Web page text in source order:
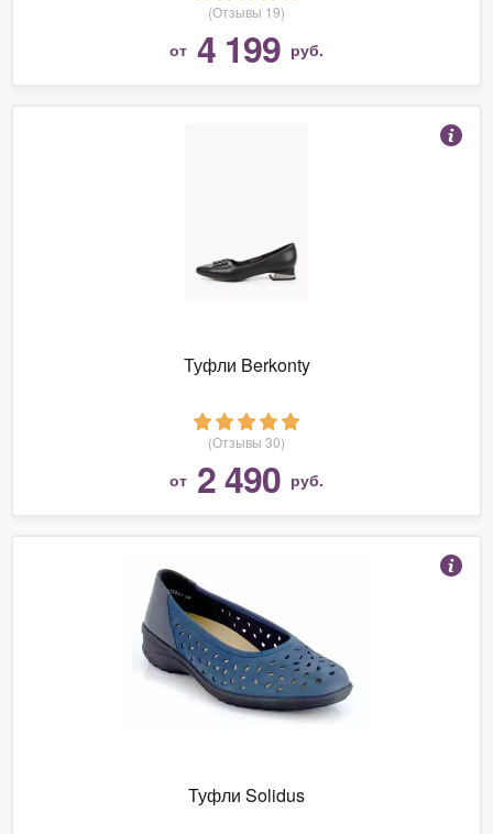
(Отзывы 19)
от 4 199 руб.
Туфли Berkonty
(Отзывы 30)
от 2 490 руб.
Туфли Solidus